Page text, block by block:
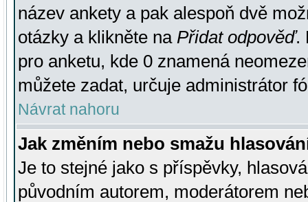
název ankety a pak alespoň dvě
otázky a klikněte na Přidat odpověď.
pro anketu, kde 0 znamená
můžete zadat, určuje administrátor
Návrat nahoru
Jak změním nebo smažu
Je to stejné jako s příspěvky,
původním autorem, moderátorem